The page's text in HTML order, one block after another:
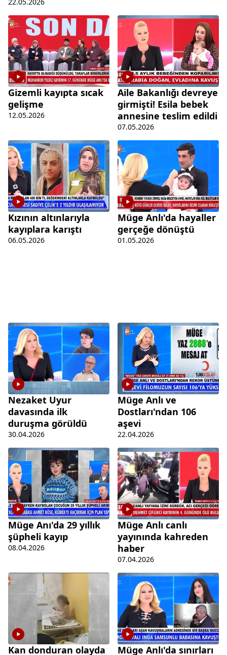
22.05.2026
Gizemli kayıpta sıcak
gelişme
12.05.2026
Aile Bakanlığı devreye
girmişti! Esila bebek
annesine teslim edildi
07.05.2026
Kızının altınlarıyla
kayıplara karıştı
06.05.2026
Müge Anlı'da hayaller
gerçeğe dönüştü
01.05.2026
Nezaket Uyur
davasında ilk
duruşma görüldü
30.04.2026
Müge Anlı ve
Dostları'ndan 106
aşevi
22.04.2026
Müge Anı'da 29 yıllık
şüpheli kayıp
08.04.2026
Müge Anlı canlı
yayınında kahreden
haber
07.04.2026
Kan donduran olayda
Müge Anlı'da sınırları